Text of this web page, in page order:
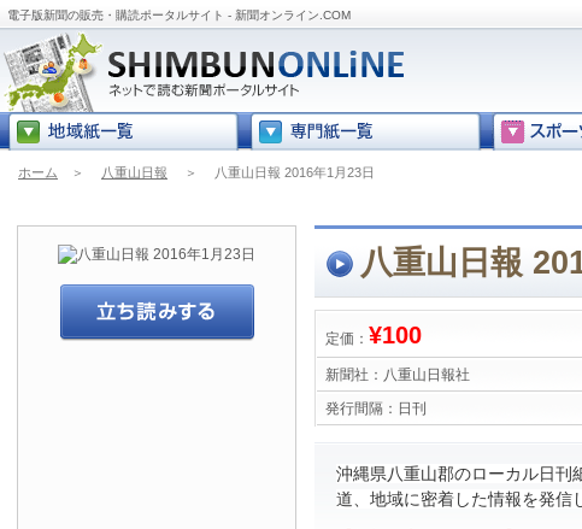
電子版新聞の販売・購読ポータルサイト - 新聞オンライン.COM
ホーム ＞ 八重山日報 ＞ 八重山日報 2016年1月23日
八重山日報
定価： ¥100
新聞社： 八重山日報社
発行間隔： 日刊
沖縄県八重山郡のローカル日刊
道、地域に密着した情報を発信